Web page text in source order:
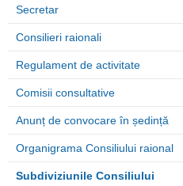
Secretar
Consilieri raionali
Regulament de activitate
Comisii consultative
Anunț de convocare în ședință
Organigrama Consiliului raional
Subdiviziunile Consiliului